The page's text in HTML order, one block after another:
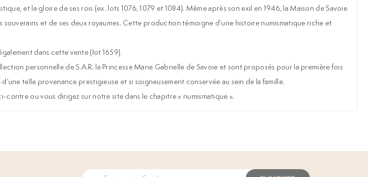
et la gloire de ses rois (ex. lots 1076, 1079 et 1084). Même après son exil en 1946, la Maison de Savoie
et de ses deux royaumes. Cette production témoigne d’une histoire numismatique riche et
dans cette vente (lot 1659).
personnelle de S.A.R. la Princesse Marie Gabrielle de Savoie et sont proposés pour la première fois
telle provenance prestigieuse et si soigneusement conservée au sein de la famille.
ou vous dirigez sur notre site dans le chapitre « numismatique ».